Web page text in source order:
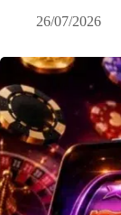
26/07/2026